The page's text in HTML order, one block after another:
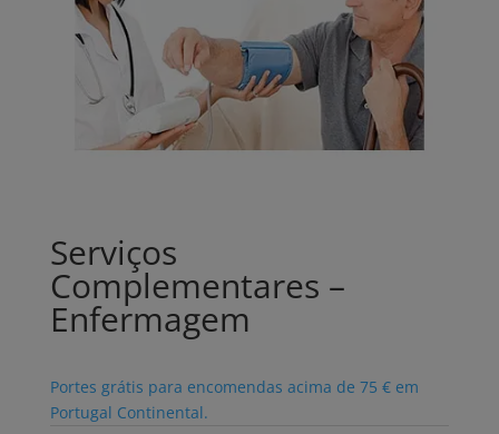
Serviços
Complementares –
Enfermagem
Portes grátis para encomendas acima de 75 € em
Portugal Continental.